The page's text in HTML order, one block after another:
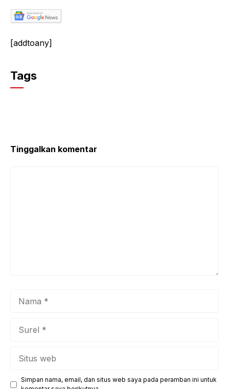
[addtoany]
Tags
Tinggalkan komentar
Simpan nama, email, dan situs web saya pada peramban ini untuk